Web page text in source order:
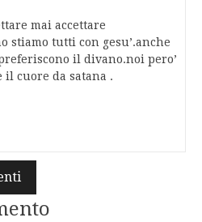
mai accettare
stiamo tutti con gesu’.anche
il divano.noi pero’
cuore da satana .